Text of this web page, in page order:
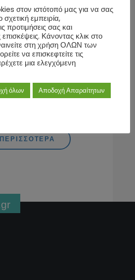
Tech
ip camera , solar panel
Κάμερες,Κάμερες 4g,Κάμερες
στον ιστότοπό μας για να σας
εμπειρία,
προτιμήσεις σας και
Κάνοντας κλικ στο
στη χρήση ΟΛΩΝ των
να επισκεφτείτε τις
μια ελεγχόμενη
όλων Αποδοχή Απαραίτητων